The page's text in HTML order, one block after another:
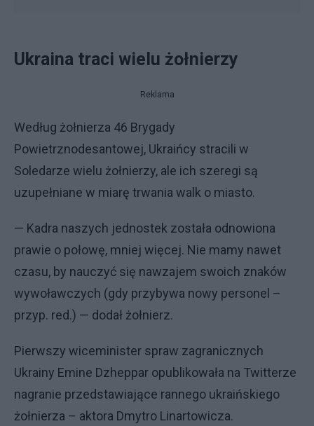
Ukraina traci wielu żołnierzy
Reklama
Według żołnierza 46 Brygady
Powietrznodesantowej, Ukraińcy stracili w
Soledarze wielu żołnierzy, ale ich szeregi są
uzupełniane w miarę trwania walk o miasto.
— Kadra naszych jednostek została odnowiona
prawie o połowę, mniej więcej. Nie mamy nawet
czasu, by nauczyć się nawzajem swoich znaków
wywoławczych (gdy przybywa nowy personel –
przyp. red.) — dodał żołnierz.
Pierwszy wiceminister spraw zagranicznych
Ukrainy Emine Dzheppar opublikowała na Twitterze
nagranie przedstawiające rannego ukraińskiego
żołnierza – aktora Dmytro Linartowicza.